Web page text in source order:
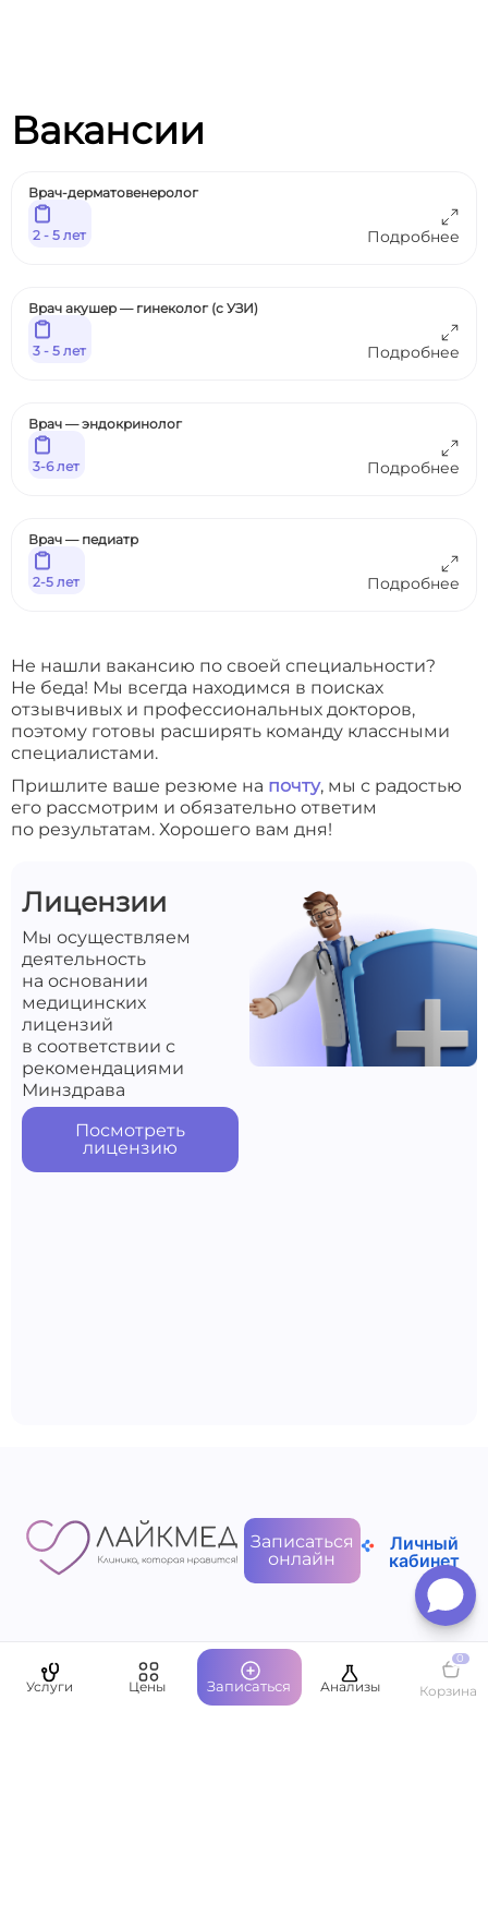
Вакансии
Врач-дерматовенеролог
Подробнее
2 - 5 лет
Врач акушер — гинеколог (с УЗИ)
Подробнее
3 - 5 лет
Врач — эндокринолог
Подробнее
3-6 лет
Врач — педиатр
Подробнее
2-5 лет
Не нашли вакансию по своей специальности?
Не беда! Мы всегда находимся в поисках
отзывчивых и профессиональных докторов,
поэтому готовы расширять команду классными
специалистами.
Пришлите ваше резюме на почту, мы с радостью
его рассмотрим и обязательно ответим
по результатам. Хорошего вам дня!
Лицензии
Мы осуществляем
деятельность
на основании
медицинских
лицензий
в соответствии с
рекомендациями
Минздрава
Посмотреть
лицензию
Записаться
онлайн
Личный
кабинет
Пациентам
Услуги Цены Записаться Анализы
0
Корзина